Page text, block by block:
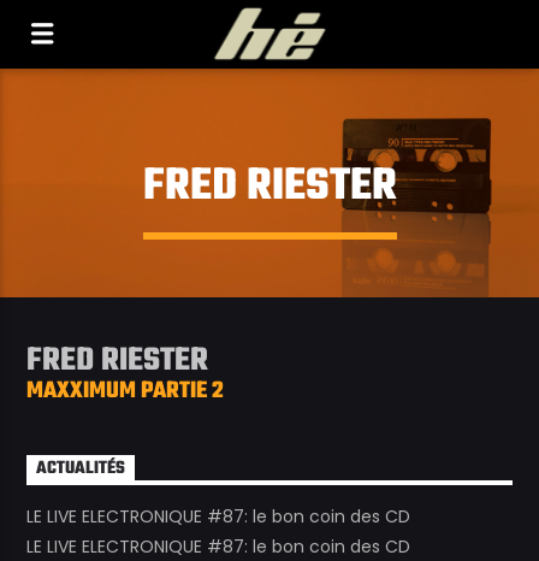
FRED RIESTER
FRED RIESTER
MAXXIMUM PARTIE 2
ACTUALITÉS
LE LIVE ELECTRONIQUE #87: le bon coin des CD
LE LIVE ELECTRONIQUE #87: le bon coin des CD